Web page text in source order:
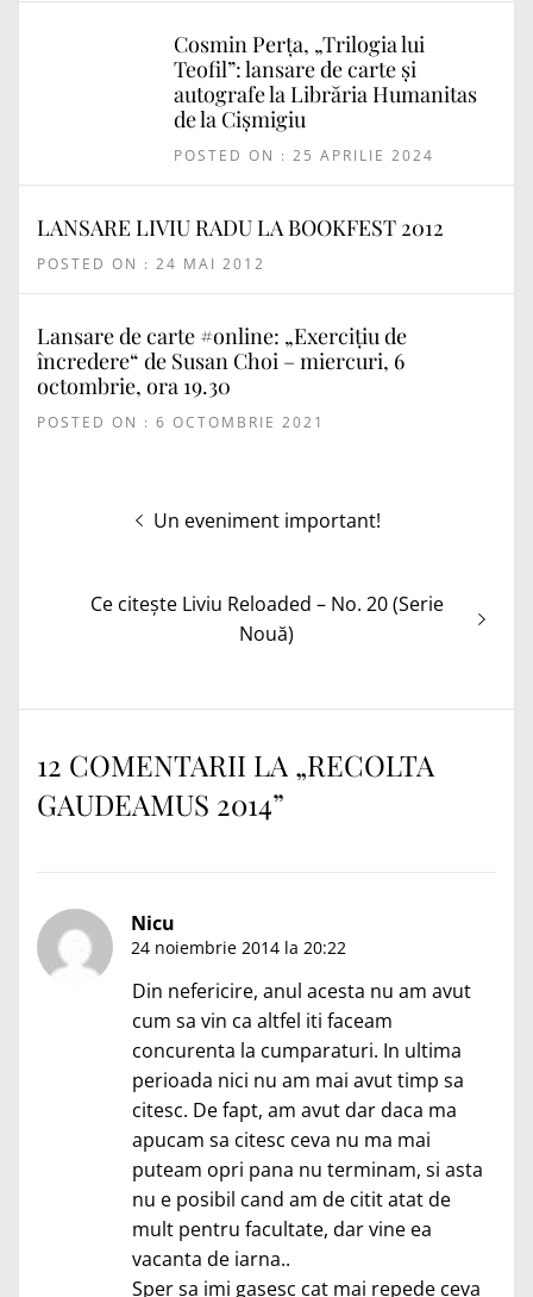
Cosmin Perța, „Trilogia lui
Teofil”: lansare de carte și
autografe la Librăria Humanitas
de la Cișmigiu
POSTED ON : 25 APRILIE 2024
LANSARE LIVIU RADU LA BOOKFEST 2012
POSTED ON : 24 MAI 2012
Lansare de carte #online: „Exercițiu de
încredere“ de Susan Choi – miercuri, 6
octombrie, ora 19.30
POSTED ON : 6 OCTOMBRIE 2021
Navigare Articolul
Un eveniment important!
Articolul
Ce citește Liviu Reloaded – No. 20 (Serie
Nouă)
12 COMENTARII LA „RECOLTA
GAUDEAMUS 2014”
Nicu
24 noiembrie 2014 la 20:22
Din nefericire, anul acesta nu am avut
cum sa vin ca altfel iti faceam
concurenta la cumparaturi. In ultima
perioada nici nu am mai avut timp sa
citesc. De fapt, am avut dar daca ma
apucam sa citesc ceva nu ma mai
puteam opri pana nu terminam, si asta
nu e posibil cand am de citit atat de
mult pentru facultate, dar vine ea
vacanta de iarna..
Sper sa imi gasesc cat mai repede ceva